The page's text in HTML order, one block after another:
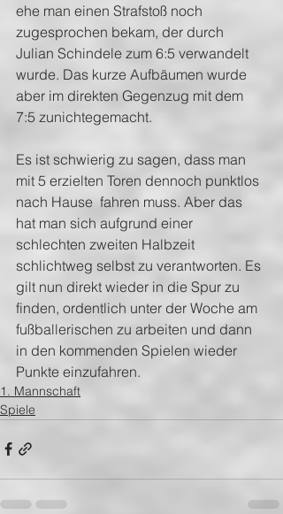
ehe man einen Strafstoß noch
zugesprochen bekam, der durch
Julian Schindele zum 6:5 verwandelt
wurde. Das kurze Aufbäumen wurde
aber im direkten Gegenzug mit dem
7:5 zunichtegemacht.
Es ist schwierig zu sagen, dass man
mit 5 erzielten Toren dennoch punktlos
nach Hause  fahren muss. Aber das
hat man sich aufgrund einer
schlechten zweiten Halbzeit
schlichtweg selbst zu verantworten. Es
gilt nun direkt wieder in die Spur zu
finden, ordentlich unter der Woche am
fußballerischen zu arbeiten und dann
in den kommenden Spielen wieder
Punkte einzufahren.
1. Mannschaft
Spiele